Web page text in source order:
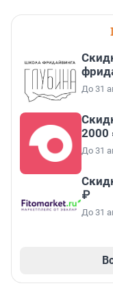
До 31
2000
До 31
₽
До 31